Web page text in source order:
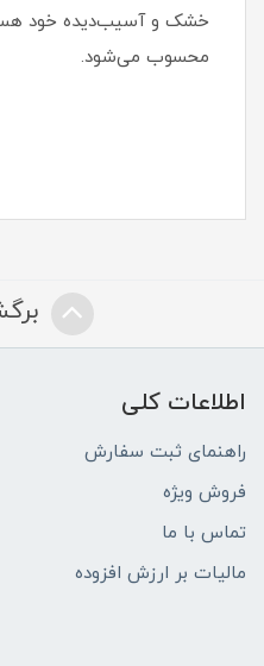
خشک و آسیب‌دیده خود
محسوب می‌شود.
اطلاعات کلی
راهنمای ثبت سفارش
فروش ویژه
تماس با ما
مالیات بر ارزش افزوده